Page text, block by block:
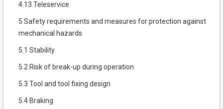
4.13 Teleservice
5 Safety requirements and measures for protection against
mechanical hazards
5.1 Stability
5.2 Risk of break-up during operation
5.3 Tool and tool fixing design
5.4 Braking